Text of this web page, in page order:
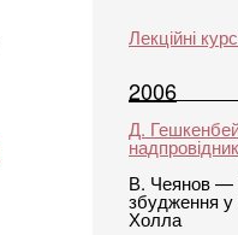
Лекційні
2006
Д.
В. Чеянов —
збудження у
Холла